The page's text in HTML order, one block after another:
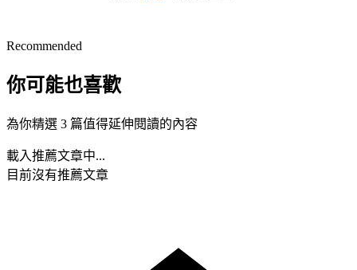
Recommended
你可能也喜歡
為你精選 3 篇值得延伸閱讀的內容
載入推薦文章中...
目前沒有推薦文章